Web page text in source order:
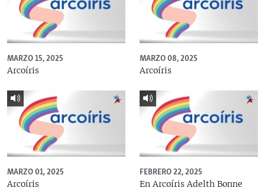
MARZO 15, 2025
Arcoíris
MARZO 08, 2025
Arcoíris
MARZO 01, 2025
Arcoíris
FEBRERO 22, 2025
En Arcoíris Adelth Bonne